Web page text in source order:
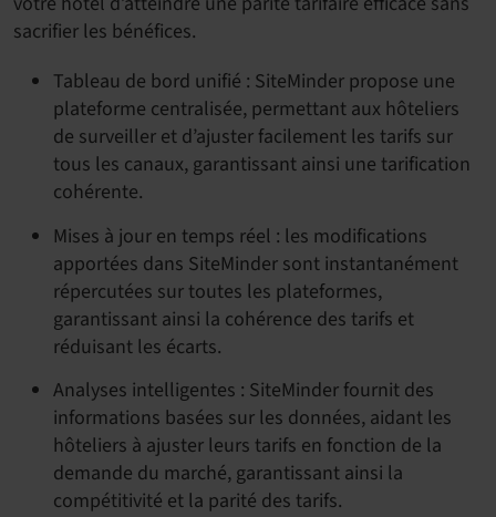
sacrifier les bénéfices.
Tableau de bord unifié : SiteMinder propose une
plateforme centralisée, permettant aux hôteliers
de surveiller et d’ajuster facilement les tarifs sur
tous les canaux, garantissant ainsi une tarification
cohérente.
Mises à jour en temps réel : les modifications
apportées dans SiteMinder sont instantanément
répercutées sur toutes les plateformes,
garantissant ainsi la cohérence des tarifs et
réduisant les écarts.
Analyses intelligentes : SiteMinder fournit des
informations basées sur les données, aidant les
hôteliers à ajuster leurs tarifs en fonction de la
demande du marché, garantissant ainsi la
compétitivité et la parité des tarifs.